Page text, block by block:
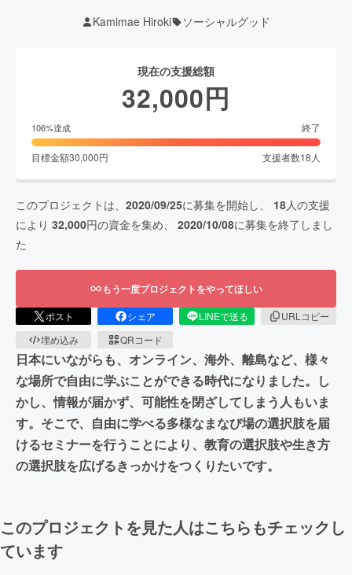
Kamimae Hiroki ソーシャルグッド
現在の支援総額
32,000円
106%達成 終了
目標金額30,000円 支援者数18 人
このプロジェクトは、 2020/09/25に募集を開始し、 18人の支援
により 32,000円の資金を集め、 2020/10/08に募集を終了しまし
た
もう一度プロジェクトをやってほしい
ポスト シェア LINEで送る
URLコピー
埋め込み
QRコード
日本にいながらも、オンライン、海外、離島など、様々
な場所で自由に学ぶことができる時代になりました。し
かし、情報が届かず、可能性を閉ざしてしまう人もいま
す。そこで、自由に学べる多様なまなび場の選択肢を届
けるセミナーを行うことにより、教育の選択肢や生き方
の選択肢を広げるきっかけをつくりたいです。
このプロジェクトを見た人はこちらもチェックし
ています